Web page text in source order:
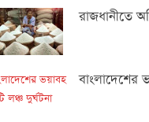
রাজধানীতে
বাংলাদেশের